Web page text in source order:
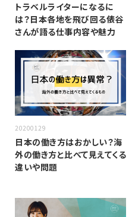
トラベルライターになるに
は？日本各地を飛び回る俵谷
さんが語る仕事内容や魅力
20200129
日本の働き方はおかしい？海
外の働き方と比べて見えてくる
違いや問題